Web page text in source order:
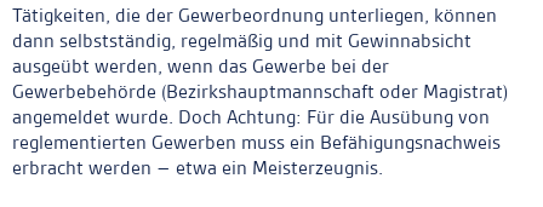
Tätigkeiten, die der Gewerbeordnung unterliegen, können
dann selbstständig, regelmäßig und mit Gewinnabsicht
ausgeübt werden, wenn das Gewerbe bei der
Gewerbebehörde (Bezirkshauptmannschaft oder Magistrat)
angemeldet wurde. Doch Achtung: Für die Ausübung von
reglementierten Gewerben muss ein Befähigungsnachweis
erbracht werden – etwa ein Meisterzeugnis.